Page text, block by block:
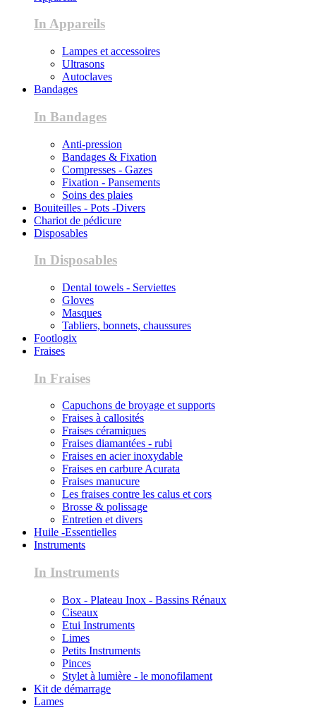
In Appareils
Lampes et accessoires
Ultrasons
Autoclaves
Bandages
In Bandages
Anti-pression
Bandages & Fixation
Compresses - Gazes
Fixation - Pansements
Soins des plaies
Bouiteilles - Pots -Divers
Chariot de pédicure
Disposables
In Disposables
Dental towels - Serviettes
Gloves
Masques
Tabliers, bonnets, chaussures
Footlogix
Fraises
In Fraises
Capuchons de broyage et supports
Fraises à callosités
Fraises céramiques
Fraises diamantées - rubi
Fraises en acier inoxydable
Fraises en carbure Acurata
Fraises manucure
Les fraises contre les calus et cors
Brosse & polissage
Entretien et divers
Huile -Essentielles
Instruments
In Instruments
Box - Plateau Inox - Bassins Rénaux
Ciseaux
Etui Instruments
Limes
Petits Instruments
Pinces
Stylet à lumière - le monofilament
Kit de démarrage
Lames